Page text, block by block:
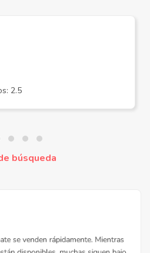
2.5
búsqueda